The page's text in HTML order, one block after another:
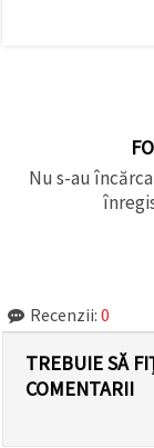
Nu s-au
Recenzii: 0
TREBUIE SĂ
COMENTARII